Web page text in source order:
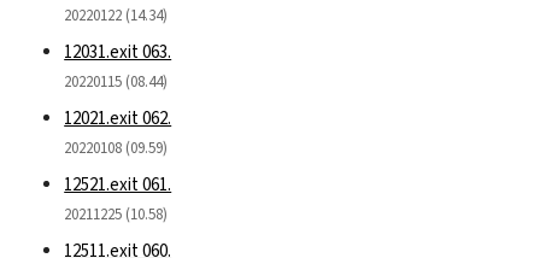
20220122 (14.34)
12031.exit 063.
20220115 (08.44)
12021.exit 062.
20220108 (09.59)
12521.exit 061.
20211225 (10.58)
12511.exit 060.